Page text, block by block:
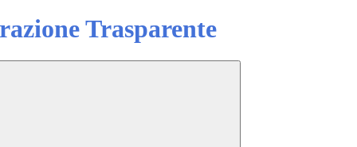
Trasparente